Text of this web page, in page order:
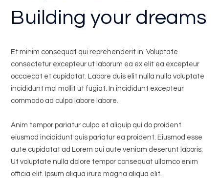
Building your dreams
Et minim consequat qui reprehenderit in. Voluptate
consectetur excepteur ut laborum ea ex elit ea excepteur
occaecat et cupidatat. Labore duis elit nulla nulla voluptate
incididunt mol mollit ut fugiat. In incididunt excepteur
commodo ad culpa labore labore.
Anim tempor pariatur culpa et aliquip qui do proident
eiusmod incididunt quis pariatur ea proident. Eiusmod esse
aute cupidatat ad Lorem qui aute veniam deserunt laboris.
Ut voluptate nulla dolore tempor consequat ullamco enim
officia elit. Ipsum aliqua irure magna aliqua elit.